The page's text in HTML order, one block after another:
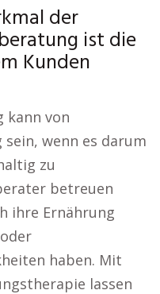
der
ist die
Kunden
kann von
wenn es darum
zu
betreuen
ihre Ernährung
haben. Mit
lassen